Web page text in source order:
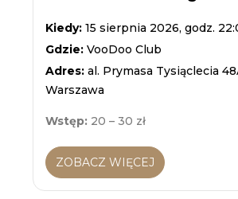
Kiedy: 15 sierpnia 2026, godz.
Gdzie: VooDoo Club
Adres: al. Prymasa Tysiąclecia
Warszawa
Wstęp: 20 – 30 zł
ZOBACZ WIĘCEJ